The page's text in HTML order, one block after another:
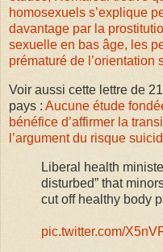
homosexuels s’explique
davantage par la
sexuelle en bas âge, les
prématuré de l’orientation
Voir aussi cette lettre de
pays : Aucune étude
bénéfice d’affirmer la
l’argument du risque
Liberal health
disturbed” that
cut off healthy body
pic.twitter.com/